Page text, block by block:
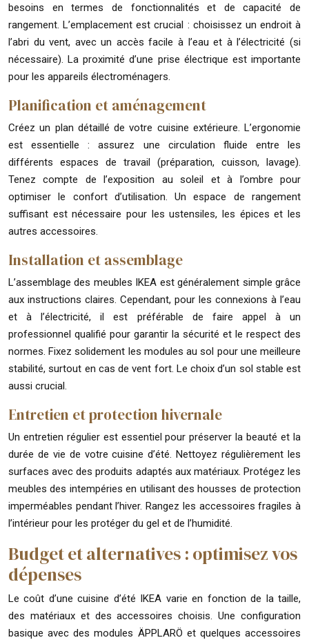
besoins en termes de fonctionnalités et de capacité de
rangement. L’emplacement est crucial : choisissez un endroit à
l’abri du vent, avec un accès facile à l’eau et à l’électricité (si
nécessaire). La proximité d’une prise électrique est importante
pour les appareils électroménagers.
Planification et aménagement
Créez un plan détaillé de votre cuisine extérieure. L’ergonomie
est essentielle : assurez une circulation fluide entre les
différents espaces de travail (préparation, cuisson, lavage).
Tenez compte de l’exposition au soleil et à l’ombre pour
optimiser le confort d’utilisation. Un espace de rangement
suffisant est nécessaire pour les ustensiles, les épices et les
autres accessoires.
Installation et assemblage
L’assemblage des meubles IKEA est généralement simple grâce
aux instructions claires. Cependant, pour les connexions à l’eau
et à l’électricité, il est préférable de faire appel à un
professionnel qualifié pour garantir la sécurité et le respect des
normes. Fixez solidement les modules au sol pour une meilleure
stabilité, surtout en cas de vent fort. Le choix d’un sol stable est
aussi crucial.
Entretien et protection hivernale
Un entretien régulier est essentiel pour préserver la beauté et la
durée de vie de votre cuisine d’été. Nettoyez régulièrement les
surfaces avec des produits adaptés aux matériaux. Protégez les
meubles des intempéries en utilisant des housses de protection
imperméables pendant l’hiver. Rangez les accessoires fragiles à
l’intérieur pour les protéger du gel et de l’humidité.
Budget et alternatives : optimisez vos
dépenses
Le coût d’une cuisine d’été IKEA varie en fonction de la taille,
des matériaux et des accessoires choisis. Une configuration
basique avec des modules ÄPPLARÖ et quelques accessoires